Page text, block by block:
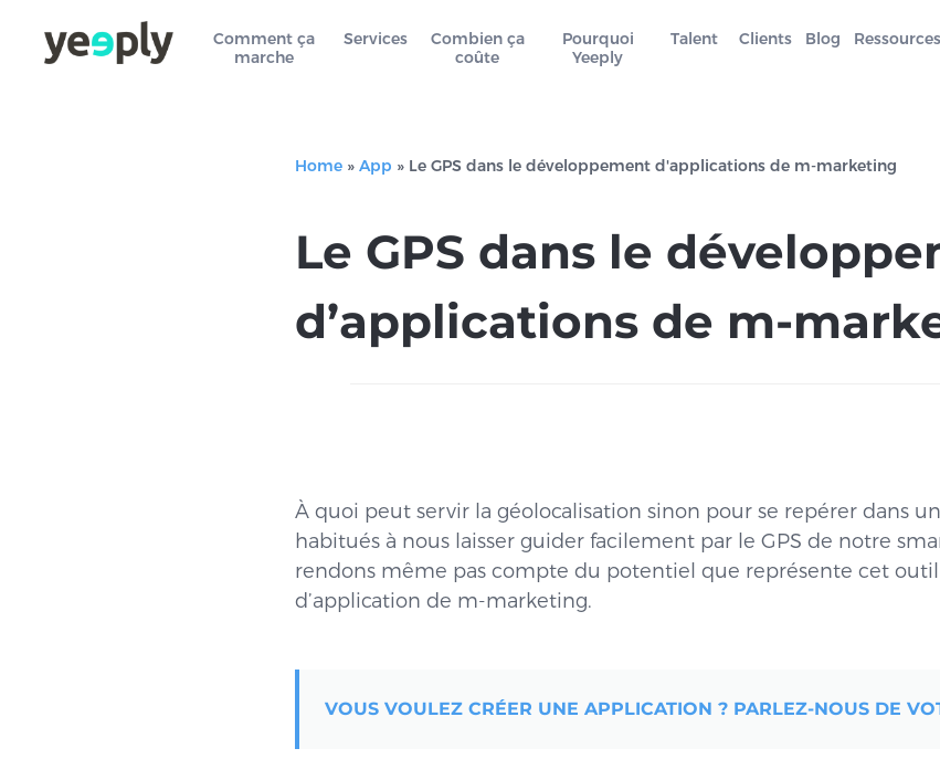
Comment ça
marche
Services
Combien ça
coûte
Pourquoi
Yeeply
Talent Clients Blog Ressources
Home » App » Le GPS dans le développement d'applications de m-marketing
Le GPS dans le
d’applications de m-
À quoi peut servir la géolocalisation sinon pour se repérer dans
habitués à nous laisser guider facilement par le GPS de notre
rendons même pas compte du potentiel que représente cet
d’application de m-marketing.
VOUS VOULEZ CRÉER UNE APPLICATION ? PARLEZ-NOUS DE